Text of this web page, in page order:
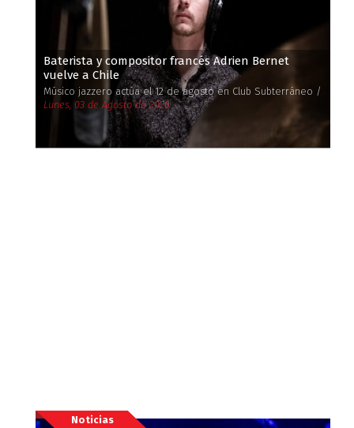
Baterista y compositor francés Adrien Bernet
vuelve a Chile
Músico jazzero actúa el 12 de agosto en Club Subterráneo /
Lunes, 03 de Agosto de 2026
Noticias